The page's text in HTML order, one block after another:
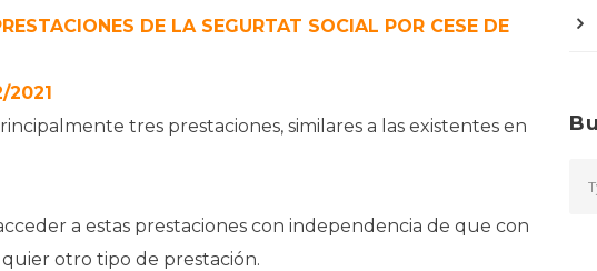
DE LA SEGURTAT SOCIAL POR CESE DE
2021
tres prestaciones, similares a las existentes en
a estas prestaciones con independencia de que con
otro tipo de prestación.